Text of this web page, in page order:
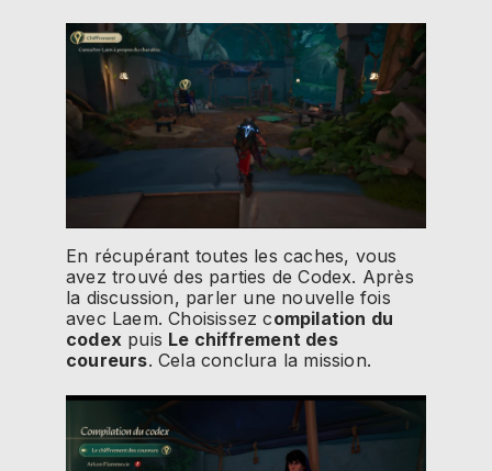
En récupérant toutes les caches, vous
avez trouvé des parties de Codex. Après
la discussion, parler une nouvelle fois
avec Laem. Choisissez compilation du
codex puis Le chiffrement des
coureurs. Cela conclura la mission.